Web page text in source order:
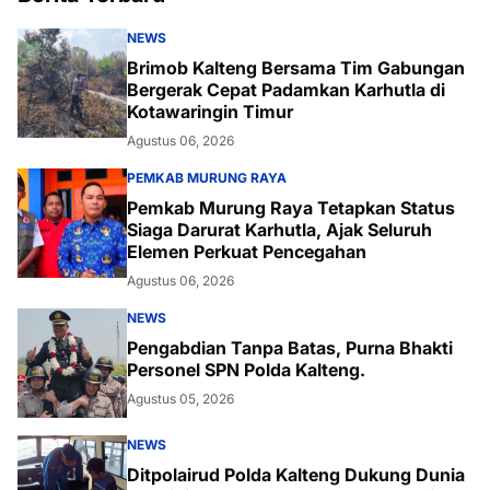
NEWS
Brimob Kalteng Bersama Tim Gabungan
Bergerak Cepat Padamkan Karhutla di
Kotawaringin Timur
Agustus 06, 2026
PEMKAB MURUNG RAYA
Pemkab Murung Raya Tetapkan Status
Siaga Darurat Karhutla, Ajak Seluruh
Elemen Perkuat Pencegahan
Agustus 06, 2026
NEWS
Pengabdian Tanpa Batas, Purna Bhakti
Personel SPN Polda Kalteng.
Agustus 05, 2026
NEWS
Ditpolairud Polda Kalteng Dukung Dunia